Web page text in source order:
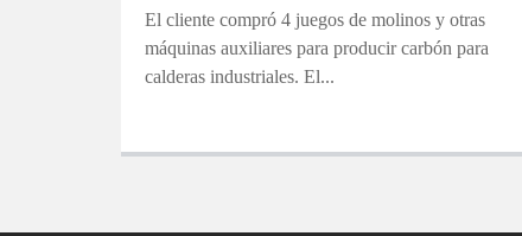
El cliente compró 4 juegos de molinos y otras
máquinas auxiliares para producir carbón para
calderas industriales. El...